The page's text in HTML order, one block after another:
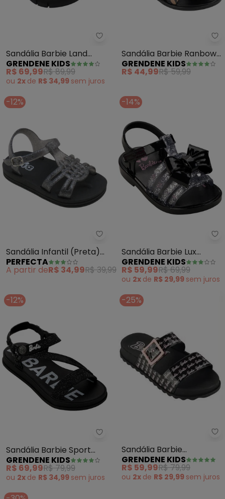
Grendene Kids - Sandália
Sandália Barbie Land
(Preta)
GRENDENE KIDS
R$ 69,99R$ 89,99
ou 2x de R$ 34,99 sem juros
Sandália Barbie Ranbow
(Preto)
GRENDENE KIDS
R$ 44,99R$ 59,99
-12%
Perfecta - Sandália Infantil
Sandália Infantil (Preta)
em Material de Pvc
PERFECTA
A partir deR$ 34,99R$ 39,99
-14%
Sandália Barbie Lux
(Preto)
GRENDENE KIDS
R$ 59,99R$ 69,99
ou 2x de R$ 29,99 sem juros
-12%
Grendene Kids - Sandália
Sandália Barbie Sport
(Preto)
GRENDENE KIDS
R$ 69,99R$ 79,99
ou 2x de R$ 34,99 sem juros
-25%
Sandália Barbie
Logomania (Preto)
GRENDENE KIDS
R$ 59,99R$ 79,99
ou 2x de R$ 29,99 sem juros